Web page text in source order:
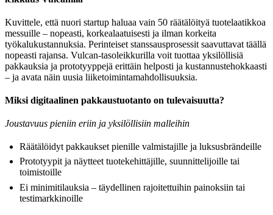
Kuvittele, että nuori startup haluaa vain 50 räätälöityä tuotelaatikkoa
messuille – nopeasti, korkealaatuisesti ja ilman korkeita
työkalukustannuksia. Perinteiset stanssausprosessit saavuttavat täällä
nopeasti rajansa. Vulcan-tasoleikkurilla voit tuottaa yksilöllisiä
pakkauksia ja prototyyppejä erittäin helposti ja kustannustehokkaasti
– ja avata näin uusia liiketoimintamahdollisuuksia.
Miksi digitaalinen pakkaustuotanto on tulevaisuutta?
Joustavuus pieniin eriin ja yksilöllisiin malleihin
Räätälöidyt pakkaukset pienille valmistajille ja luksusbrändeille
Prototyypit ja näytteet tuotekehittäjille, suunnittelijoille tai
toimistoille
Ei minimitilauksia – täydellinen rajoitettuihin painoksiin tai
testimarkkinoille